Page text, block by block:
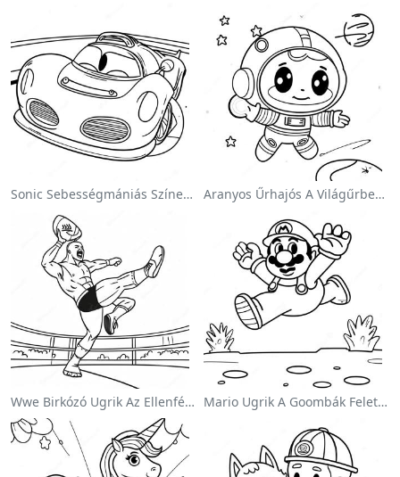
Sonic Sebességmániás Színezőlap Aranyos Űrhajós A Világűrben Színezőlap
Wwe Birkózó Ugrik Az Ellenfélre Színezőlap Mario Ugrik A Goombák Felett Színezőlap